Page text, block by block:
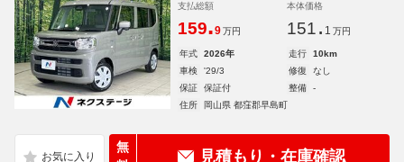
支払総額
159.9 万円
本体価格
151. 1 万円
年式 2026年 走行
10km
車検
'29/3 修復
なし
保証
保証付 整備
-
住所
岡山県 都窪郡早島町
無
見積もり・在庫確認